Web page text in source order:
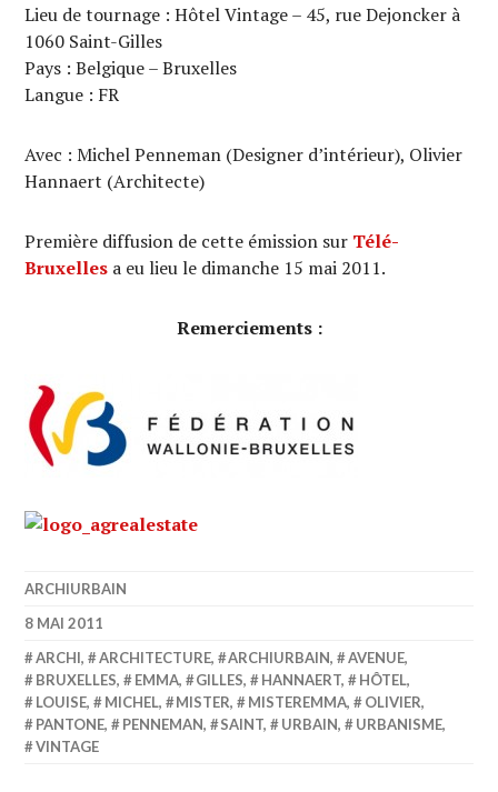
Lieu de tournage : Hôtel Vintage – 45, rue Dejoncker à
1060 Saint-Gilles
Pays : Belgique – Bruxelles
Langue : FR
Avec : Michel Penneman (Designer d’intérieur), Olivier
Hannaert (Architecte)
Première diffusion de cette émission sur Télé-
Bruxelles a eu lieu le dimanche 15 mai 2011.
Remerciements :
ARCHIURBAIN
8 MAI 2011
ARCHI, ARCHITECTURE, ARCHIURBAIN, AVENUE,
BRUXELLES, EMMA, GILLES, HANNAERT, HÔTEL,
LOUISE, MICHEL, MISTER, MISTEREMMA, OLIVIER,
PANTONE, PENNEMAN, SAINT, URBAIN, URBANISME,
VINTAGE